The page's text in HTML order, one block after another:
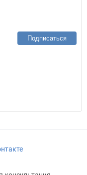
Подписаться